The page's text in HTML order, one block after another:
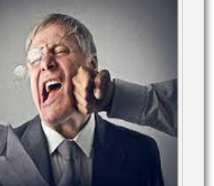
نباشد ، حکم مجازات دعوا با قمه کشی ،